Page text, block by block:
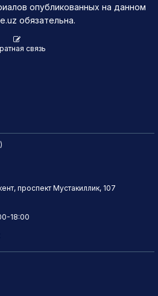
опубликованных на данном
обязательна.
связь
проспект Мустакиллик, 107
18:00